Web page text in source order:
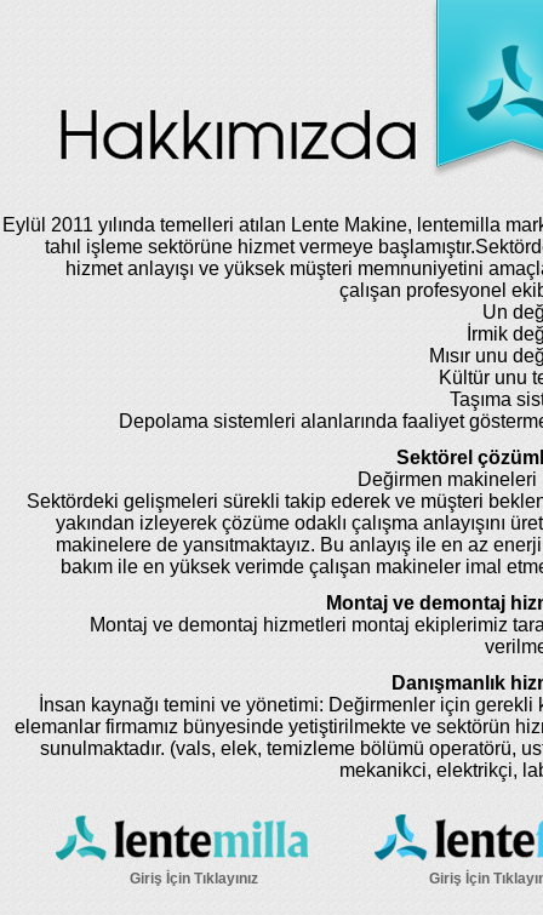
Eylül 2011 yılında temelleri atılan Lente Makine, lentemilla
tahıl işleme sektörüne hizmet vermeye
hizmet anlayışı ve yüksek müşteri memnuniyetini
çalışan profesyonel
Un
İrmik
Mısır unu
Kültür unu
Taşıma
Depolama sistemleri alanlarında faaliyet
Sektörel
Değirmen makineleri
Sektördeki gelişmeleri sürekli takip ederek ve müşteri
yakından izleyerek çözüme odaklı çalışma anlayışını
makinelere de yansıtmaktayız. Bu anlayış ile en az
bakım ile en yüksek verimde çalışan makineler imal
Montaj ve demontaj
Montaj ve demontaj hizmetleri montaj ekiplerimiz
Danışmanlık
İnsan kaynağı temini ve yönetimi: Değirmenler için gerekli
elemanlar firmamız bünyesinde yetiştirilmekte ve sektörün
sunulmaktadır. (vals, elek, temizleme bölümü operatörü,
mekanikci, elektrikçi,
Giriş İçin Tıklayınız Giriş İçin